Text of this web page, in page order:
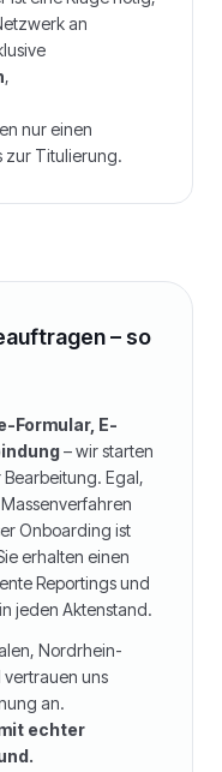
an
,
nur einen
zur Titulierung.
– so
Formular, E-
– wir starten
Egal,
Onboarding ist
erhalten einen
Reportings und
jeden Aktenstand.
, Nordrhein-
uns
an.
echter